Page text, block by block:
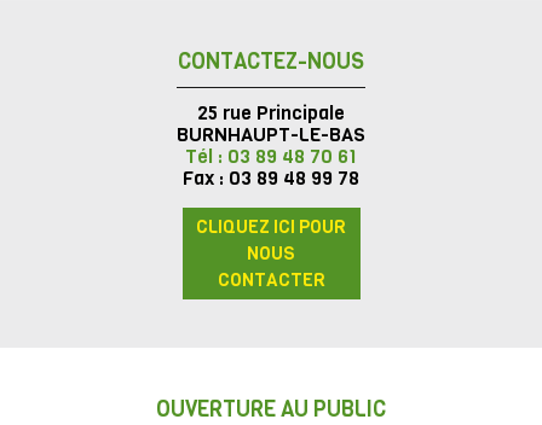
CONTACTEZ-NOUS
25 rue Principale
BURNHAUPT-LE-BAS
Tél : 03 89 48 70 61
Fax : 03 89 48 99 78
CLIQUEZ ICI POUR
NOUS
CONTACTER
OUVERTURE AU PUBLIC